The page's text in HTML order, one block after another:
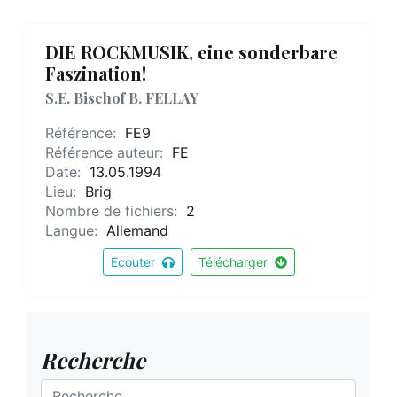
DIE ROCKMUSIK, eine sonderbare
Faszination!
S.E. Bischof B. FELLAY
Référence: FE9
Référence auteur: FE
Date: 13.05.1994
Lieu: Brig
Nombre de fichiers: 2
Langue: Allemand
Ecouter Télécharger
Recherche